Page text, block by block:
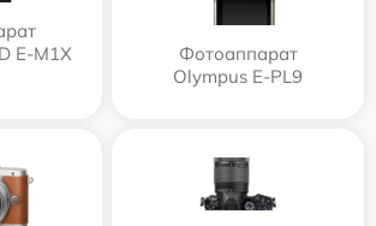
E-M1X
Фотоаппарат
Olympus E‑PL9